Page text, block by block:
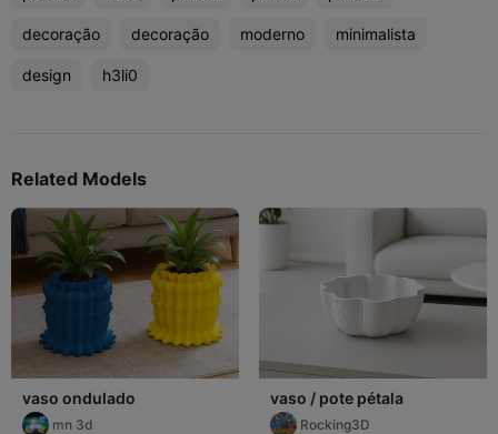
decoração decoração moderno minimalista
design h3li0
Related Models
vaso ondulado
mn 3d
vaso / pote pétala
Rocking3D